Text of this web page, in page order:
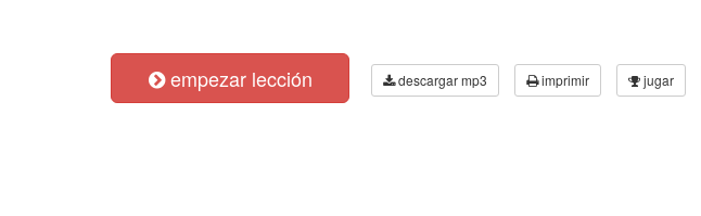
empezar lección descargar mp3 imprimir jugar